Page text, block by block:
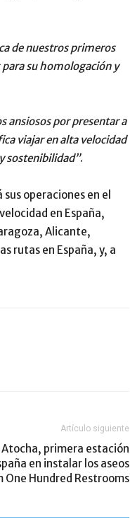
de nuestros primeros
su homologación y
ansiosos por presentar a
viajar en alta velocidad
sostenibilidad”.
operaciones en el
en España,
Alicante,
rutas en España, y, a
Artículo siguiente
primera estación
en instalar los aseos
One Hundred Restrooms